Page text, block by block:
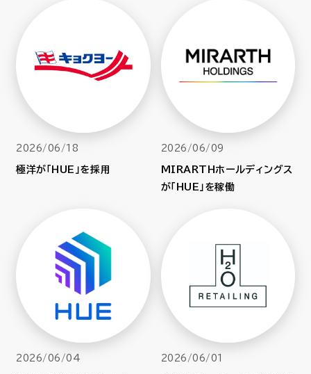
2026/06/18
極洋が「HUE」を採用
2026/06/09
MIRARTHホールディングス
が「HUE」を稼働
2026/06/04 2026/06/01